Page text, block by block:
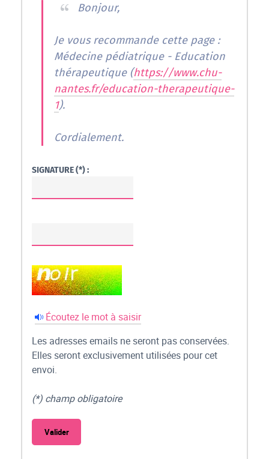
Bonjour,
Je vous recommande cette page :
Médecine pédiatrique - Education
thérapeutique (https://www.chu-
nantes.fr/education-therapeutique-
1).
Cordialement.
SIGNATURE (*) :
Écoutez le mot à saisir
Les adresses emails ne seront pas conservées.
Elles seront exclusivement utilisées pour cet
envoi.
(*) champ obligatoire